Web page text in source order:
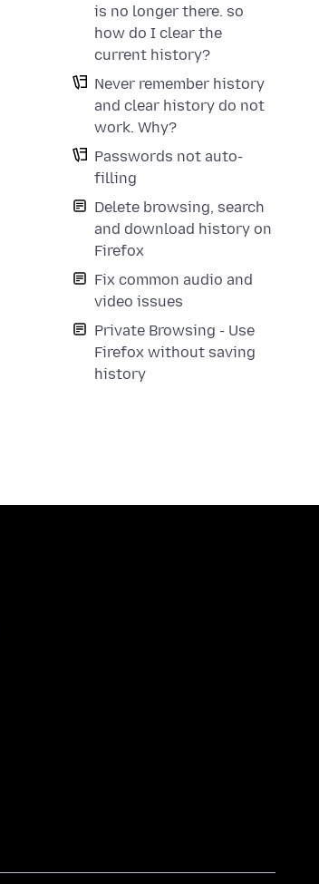
is no longer there. so
how do I clear the
current history?
Never remember history
and clear history do not
work. Why?
Passwords not auto-
filling
Delete browsing, search
and download history on
Firefox
Fix common audio and
video issues
Private Browsing - Use
Firefox without saving
history